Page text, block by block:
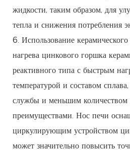
жидкости, таким образом, для
тепла и снижения потребления
6. Использование
нагрева цинкового горшка
реактивного типа с быстрым
температурой и составом
службы и меньшим
преимуществами. Нос печи
циркулирующим устройством
может значительно повысить